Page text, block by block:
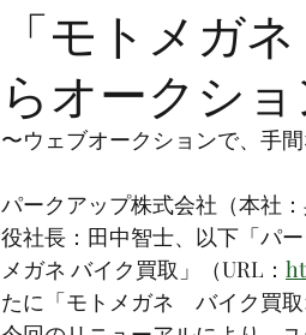
「モトメガ
らオークシ
〜ウェブオークションで、手
パークアップ株式会社（本社
役社長：田中智士、以下「パ
メガネ バイク買取」（URL：
たに「モトメガネ　バイク買